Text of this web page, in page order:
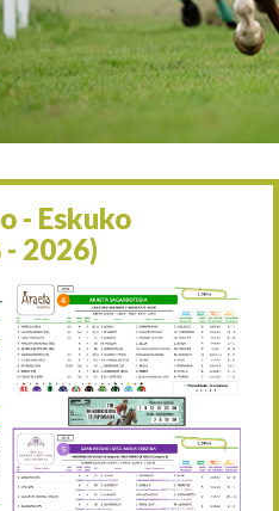
Irailaren 6a / 6 de
Irailaren 13a / 13 de
Irailaren 30a / 30 de
Uztailaren 5a / 5 de julio
Uztailaren 12a / 12 de
Uztailaren 19a / 19 de
Uztailaren 25a / 25 de
Abuztuaren 2a / 2 de
Abuztuaren 9a / 9 de
- Eskuko
2026)